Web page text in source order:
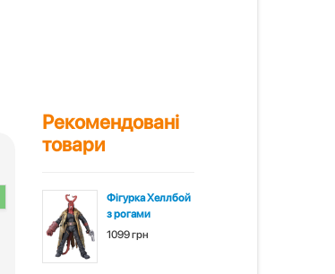
Рекомендовані
товари
Фігурка Хеллбой
з рогами
1099 грн